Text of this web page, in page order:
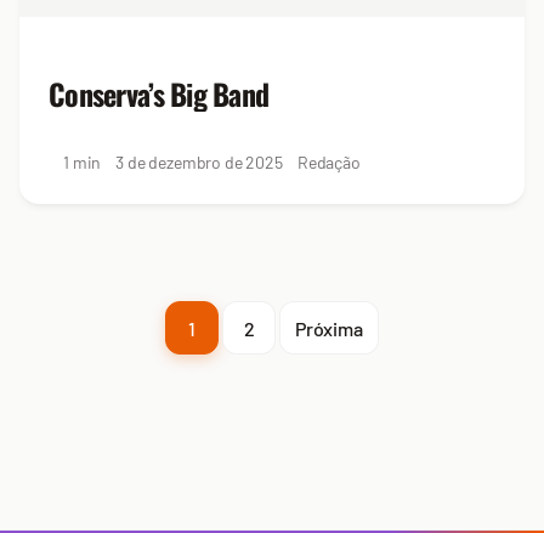
Conserva’s Big Band
1 min 3 de dezembro de 2025 Redação
1 2 Próxima